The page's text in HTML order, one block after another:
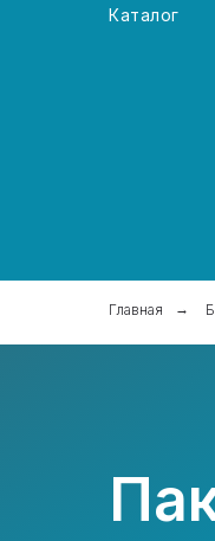
Каталог
Главная →